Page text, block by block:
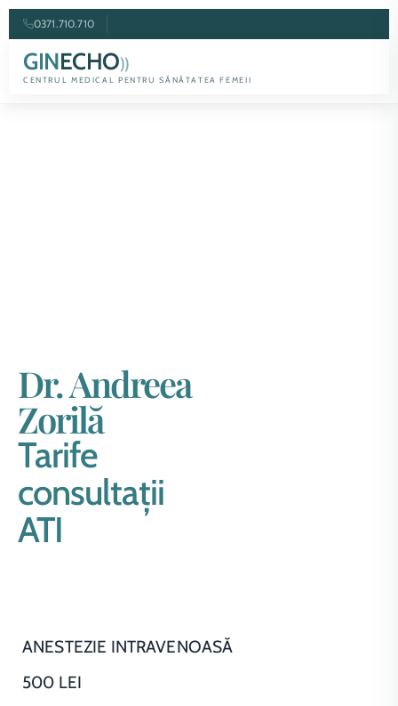
0371.710.710
GINECHO))
CENTRUL MEDICAL PENTRU SĂNĂTATEA FEMEII
Dr. Andreea
Zorilă
Tarife
consultații
ATI
ANESTEZIE INTRAVENOASĂ
500 LEI